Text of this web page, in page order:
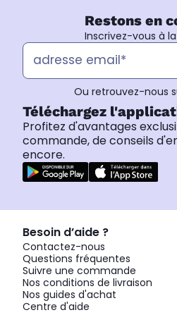
Restons en
Inscrivez-vous à
Ou retrouvez-nous
Téléchargez
Profitez d'avantages
commande, de conseils
encore.
Besoin d’aide ?
Contactez-nous
Questions fréquentes
Suivre une commande
Nos conditions de livraison
Nos guides d'achat
Centre d'aide